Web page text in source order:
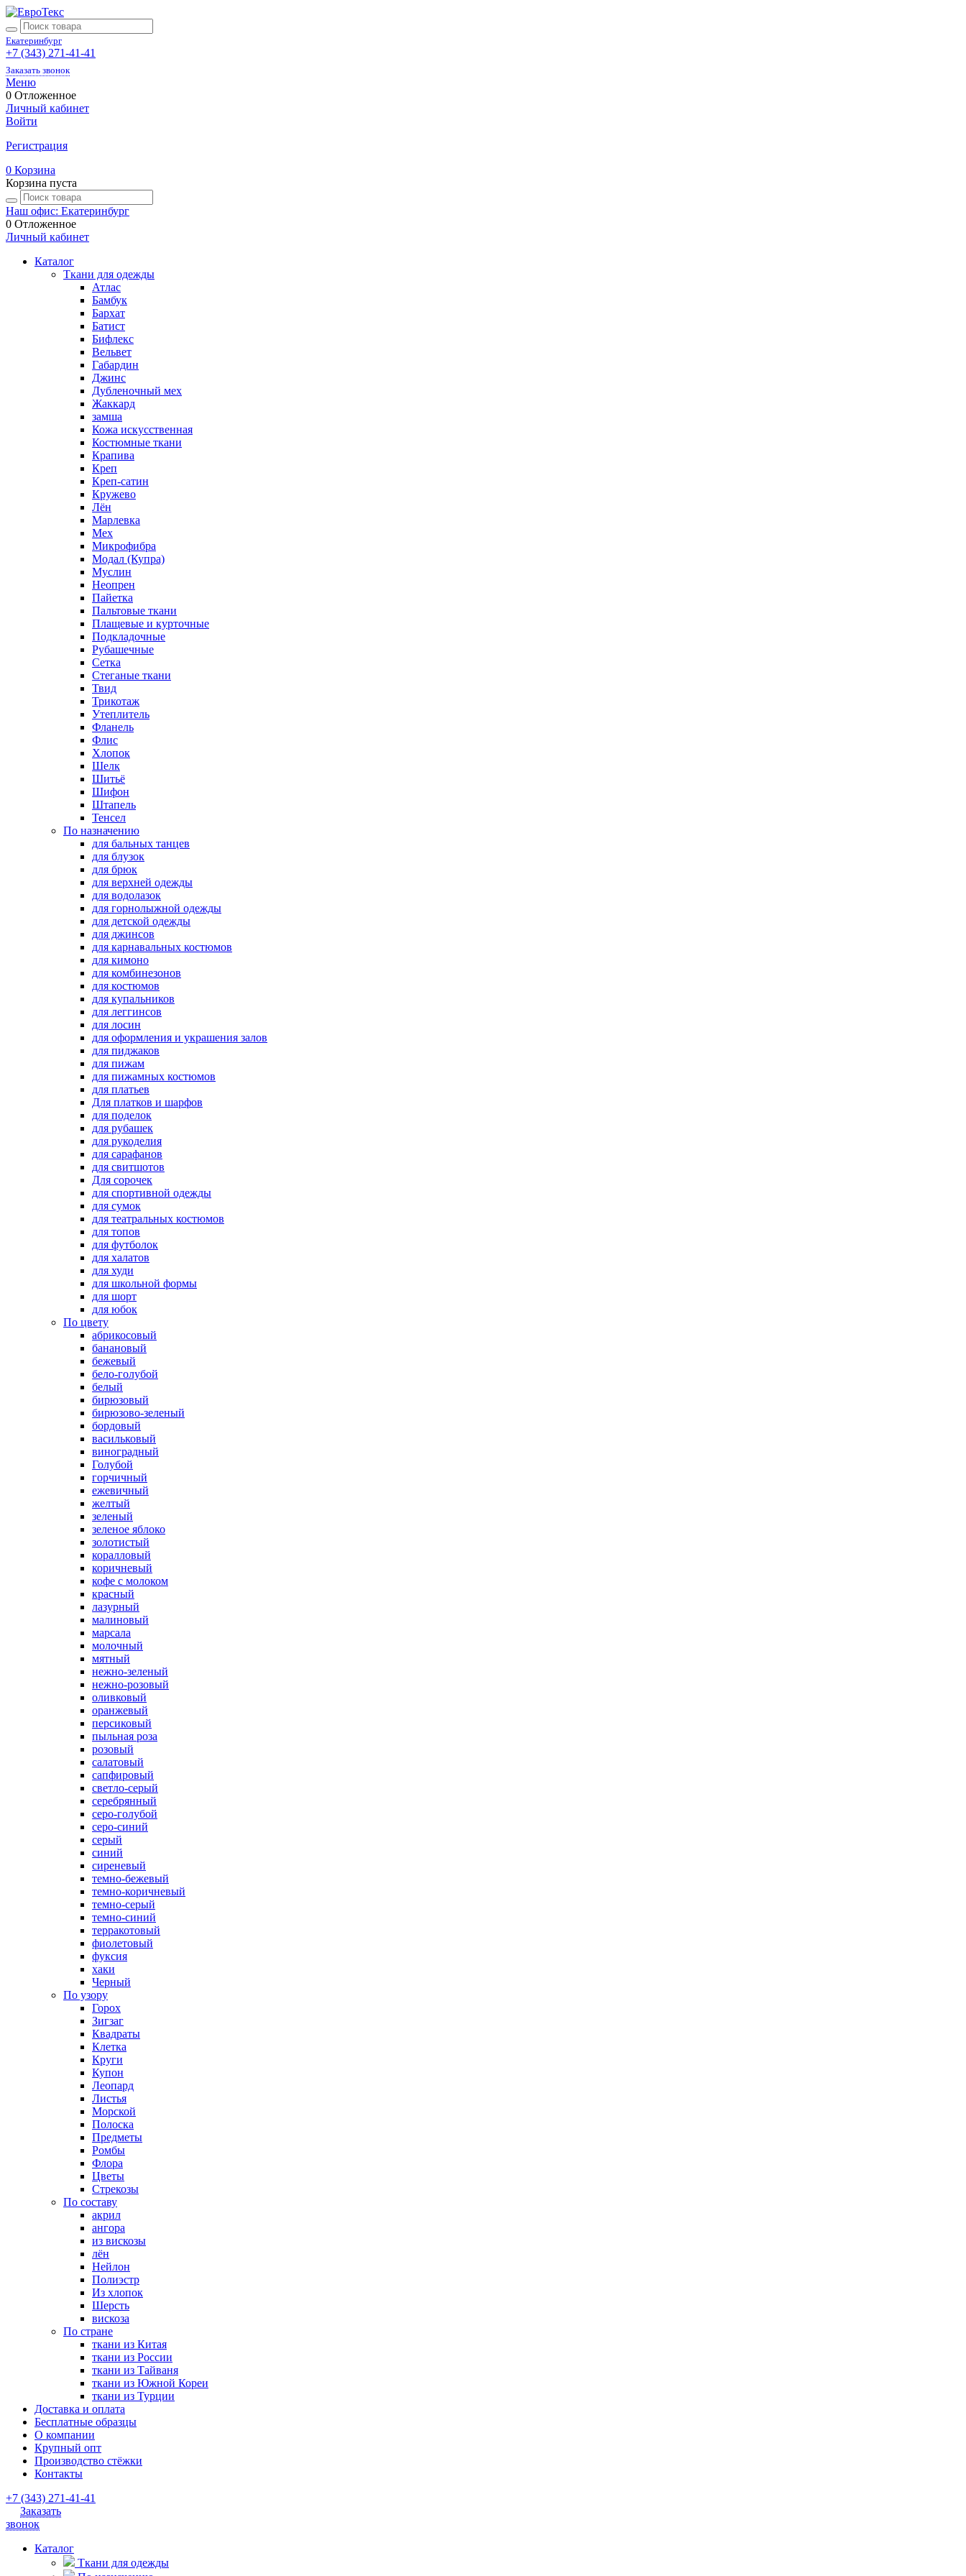
Екатеринбург
+7 (343) 271-41-41
Заказать звонок
Меню
0 Отложенное
Личный кабинет
Войти
Регистрация
0 Корзина
Корзина пуста
Наш офис: Екатеринбург
0 Отложенное
Личный кабинет
Каталог
Ткани для одежды
Атлас
Бамбук
Бархат
Батист
Бифлекс
Вельвет
Габардин
Джинс
Дубленочный мех
Жаккард
замша
Кожа искусственная
Костюмные ткани
Крапива
Креп
Креп-сатин
Кружево
Лён
Марлевка
Мех
Микрофибра
Модал (Купра)
Муслин
Неопрен
Пайетка
Пальтовые ткани
Плащевые и курточные
Подкладочные
Рубашечные
Сетка
Стеганые ткани
Твид
Трикотаж
Утеплитель
Фланель
Флис
Хлопок
Шелк
Шитьё
Шифон
Штапель
Тенсел
По назначению
для бальных танцев
для блузок
для брюк
для верхней одежды
для водолазок
для горнолыжной одежды
для детской одежды
для джинсов
для карнавальных костюмов
для кимоно
для комбинезонов
для костюмов
для купальников
для леггинсов
для лосин
для оформления и украшения залов
для пиджаков
для пижам
для пижамных костюмов
для платьев
Для платков и шарфов
для поделок
для рубашек
для рукоделия
для сарафанов
для свитшотов
Для сорочек
для спортивной одежды
для сумок
для театральных костюмов
для топов
для футболок
для халатов
для худи
для школьной формы
для шорт
для юбок
По цвету
абрикосовый
банановый
бежевый
бело-голубой
белый
бирюзовый
бирюзово-зеленый
бордовый
васильковый
виноградный
Голубой
горчичный
ежевичный
желтый
зеленый
зеленое яблоко
золотистый
коралловый
коричневый
кофе с молоком
красный
лазурный
малиновый
марсала
молочный
мятный
нежно-зеленый
нежно-розовый
оливковый
оранжевый
персиковый
пыльная роза
розовый
салатовый
сапфировый
светло-серый
серебрянный
серо-голубой
серо-синий
серый
синий
сиреневый
темно-бежевый
темно-коричневый
темно-серый
темно-синий
терракотовый
фиолетовый
фуксия
хаки
Черный
По узору
Горох
Зигзаг
Квадраты
Клетка
Круги
Купон
Леопард
Листья
Морской
Полоска
Предметы
Ромбы
Флора
Цветы
Стрекозы
По составу
акрил
ангора
из вискозы
лён
Нейлон
Полиэстр
Из хлопок
Шерсть
вискоза
По стране
ткани из Китая
ткани из России
ткани из Тайваня
ткани из Южной Кореи
ткани из Турции
Доставка и оплата
Бесплатные образцы
О компании
Крупный опт
Производство стёжки
Контакты
+7 (343) 271-41-41
Заказать
звонок
Каталог
Ткани для одежды